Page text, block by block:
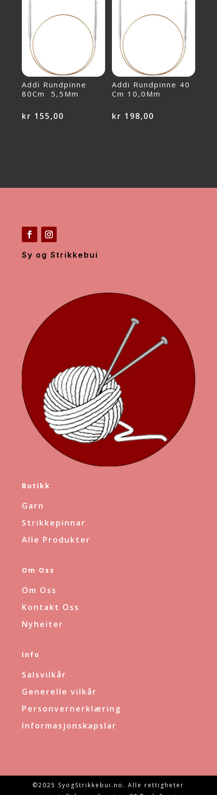
Addi Rundpinne
80Cm 5,5Mm
kr 155,00
Addi Rundpinne 40
Cm 10,0Mm
kr 198,00
Sy og Strikkebui
Butikk
Garn
Strikkepinnar
Alle Produkter
Om Oss
Om Oss
Kontakt Oss
Nyheiter
Info
Salsvilkår
Generelle vilkår
Personvernerklæring
Informasjonskapslar
©2025 SyogStrikkebui.no. Alle rettigheter